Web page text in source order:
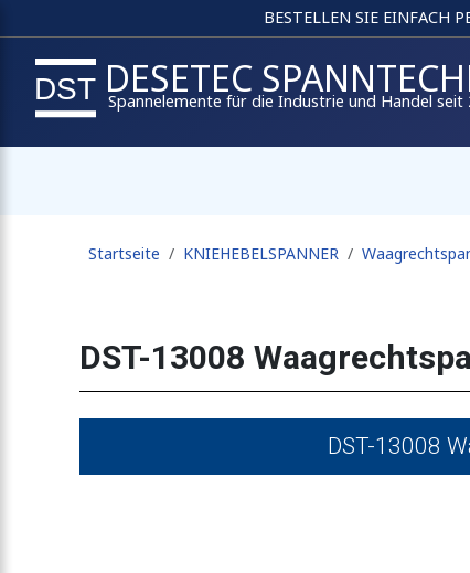
BESTELLEN SIE EINFACH
DESETEC
Spannelemente für die Industrie und Handel seit
Startseite KNIEHEBELSPANNER
DST-13008
DST-13008